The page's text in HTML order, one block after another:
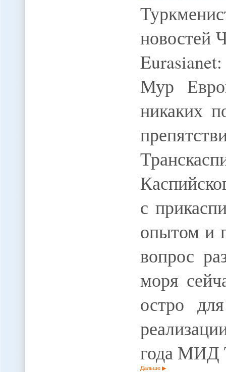
новостей
Мур
никаких
с
опытом и
вопрос
моря
остро
года МИД
Дальше